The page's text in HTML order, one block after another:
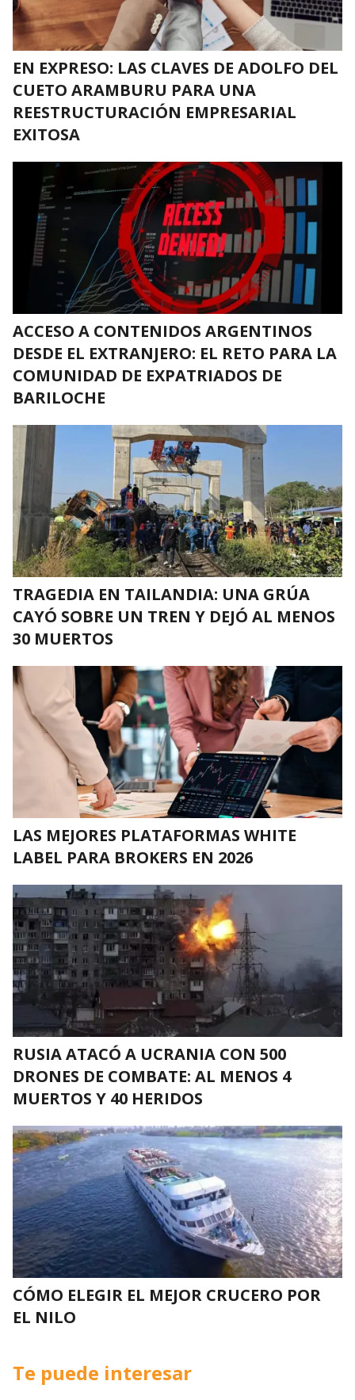
EN EXPRESO: LAS CLAVES DE ADOLFO DEL
CUETO ARAMBURU PARA UNA
REESTRUCTURACIÓN EMPRESARIAL
EXITOSA
ACCESO A CONTENIDOS ARGENTINOS
DESDE EL EXTRANJERO: EL RETO PARA LA
COMUNIDAD DE EXPATRIADOS DE
BARILOCHE
TRAGEDIA EN TAILANDIA: UNA GRÚA
CAYÓ SOBRE UN TREN Y DEJÓ AL MENOS
30 MUERTOS
LAS MEJORES PLATAFORMAS WHITE
LABEL PARA BROKERS EN 2026
RUSIA ATACÓ A UCRANIA CON 500
DRONES DE COMBATE: AL MENOS 4
MUERTOS Y 40 HERIDOS
CÓMO ELEGIR EL MEJOR CRUCERO POR
EL NILO
Te puede interesar